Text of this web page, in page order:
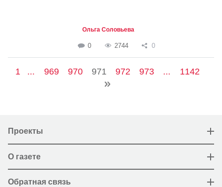
Ольга Соловьева
0 2744 0
1 ... 969 970 971 972 973 ... 1142
Проекты
О газете
Обратная связь